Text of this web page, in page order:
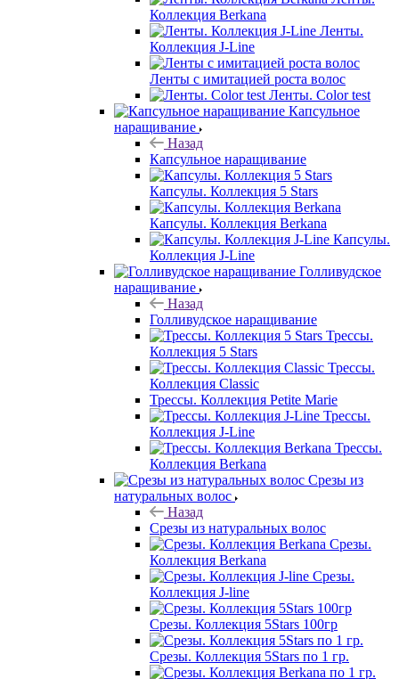
Коллекция Berkana
Ленты.
Коллекция J-Line
Ленты с имитацией роста волос
Ленты. Color test
Капсульное
наращивание
Назад
Капсульное наращивание
Капсулы. Коллекция 5 Stars
Капсулы. Коллекция Berkana
Капсулы.
Коллекция J-Line
Голливудское
наращивание
Назад
Голливудское наращивание
Трессы.
Коллекция 5 Stars
Трессы.
Коллекция Classic
Трессы. Коллекция Petite Marie
Трессы.
Коллекция J-Line
Трессы.
Коллекция Berkana
Срезы из
натуральных волос
Назад
Срезы из натуральных волос
Срезы.
Коллекция Berkana
Срезы.
Коллекция J-line
Срезы. Коллекция 5Stars 100гр
Срезы. Коллекция 5Stars по 1 гр.